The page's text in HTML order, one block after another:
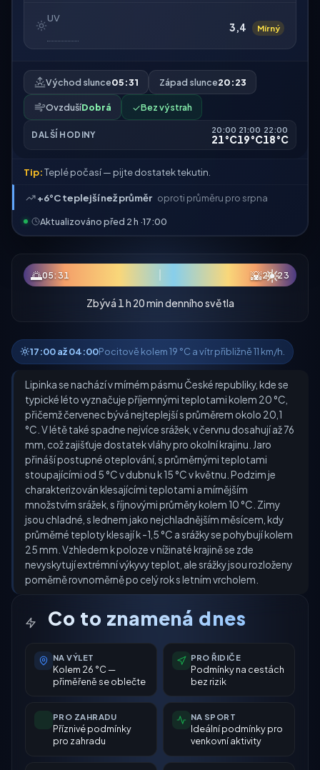
UV
3,4 Mírný
Východ slunce05:31 Západ slunce20:23
OvzdušíDobrá ✓Bez výstrah
DALŠÍ HODINY
20:00
21°C
21:00
19°C
22:00
18°C
Tip:Teplé počasí — pijte dostatek tekutin.
+6°C teplejší než průměr oproti průměru pro srpna
Aktualizováno před 2 h ·17:00
🌅05:31 ☀
🌇20:23
Zbývá 1 h 20 min denního světla
17:00 až 04:00Pocitově kolem 19 °C a vítr přibližně 11 km/h.
Lipinka se nachází v mírném pásmu České republiky, kde se
typické léto vyznačuje příjemnými teplotami kolem 20 °C,
přičemž červenec bývá nejteplejší s průměrem okolo 20,1
°C. V létě také spadne nejvíce srážek, v červnu dosahují až 76
mm, což zajišťuje dostatek vláhy pro okolní krajinu. Jaro
přináší postupné oteplování, s průměrnými teplotami
stoupajícími od 5 °C v dubnu k 15 °C v květnu. Podzim je
charakterizován klesajícími teplotami a mírnějším
množstvím srážek, s říjnovými průměry kolem 10 °C. Zimy
jsou chladné, s lednem jako nejchladnějším měsícem, kdy
průměrné teploty klesají k -1,5 °C a srážky se pohybují kolem
25 mm. Vzhledem k poloze v nížinaté krajině se zde
nevyskytují extrémní výkyvy teplot, ale srážky jsou rozloženy
poměrně rovnoměrně po celý rok s letním vrcholem.
Co to znamená dnes
NA VÝLET
Kolem 26 °C —
přiměřeně se oblečte
PRO ŘIDIČE
Podmínky na cestách
bez rizik
PRO ZAHRADU
Příznivé podmínky
pro zahradu
NA SPORT
Ideální podmínky pro
venkovní aktivity